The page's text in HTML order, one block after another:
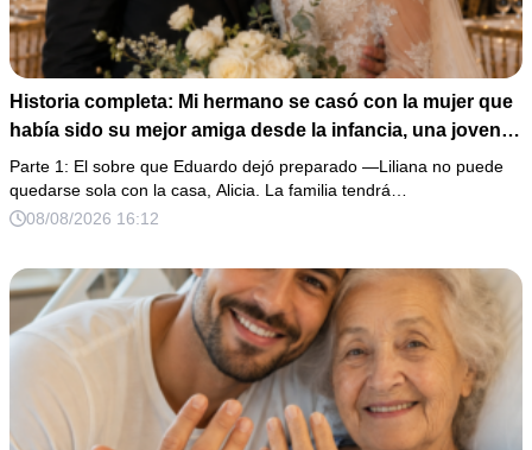
Historia completa: Mi hermano se casó con la mujer que
había sido su mejor amiga desde la infancia, una joven
ciega a la que protegió durante toda su vida. Tras su
fallecimiento, ella me entregó un sobre y me confesó la
verdadera razón por la que él la eligió a ella por encima
Parte 1: El sobre que Eduardo dejó preparado —Liliana no puede
quedarse sola con la casa, Alicia. La familia tendrá…
08/08/2026 16:12